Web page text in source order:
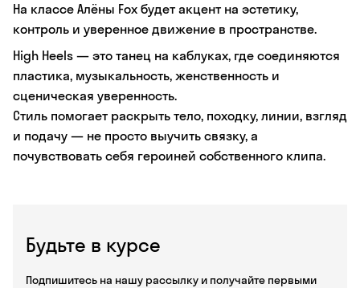
Будьте в курсе
Подпишитесь на нашу рассылку и получайте первыми
На классе Алёны Fox будет акцент на эстетику,
контроль и уверенное движение в пространстве.
High Heels — это танец на каблуках, где соединяются
пластика, музыкальность, женственность и
сценическая уверенность.
Стиль помогает раскрыть тело, походку, линии, взгляд
и подачу — не просто выучить связку, а
почувствовать себя героиней собственного клипа.